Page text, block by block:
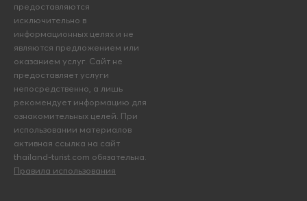
предоставляются
исключительно в
информационных целях и не
являются предложением или
оказанием услуг. Сайт не
предоставляет услуги
непосредственно, а лишь
рекомендует информацию для
ознакомительных целей. При
использовании материалов
активная ссылка на сайт
thailand-turist.com обязательна.
Правила использования